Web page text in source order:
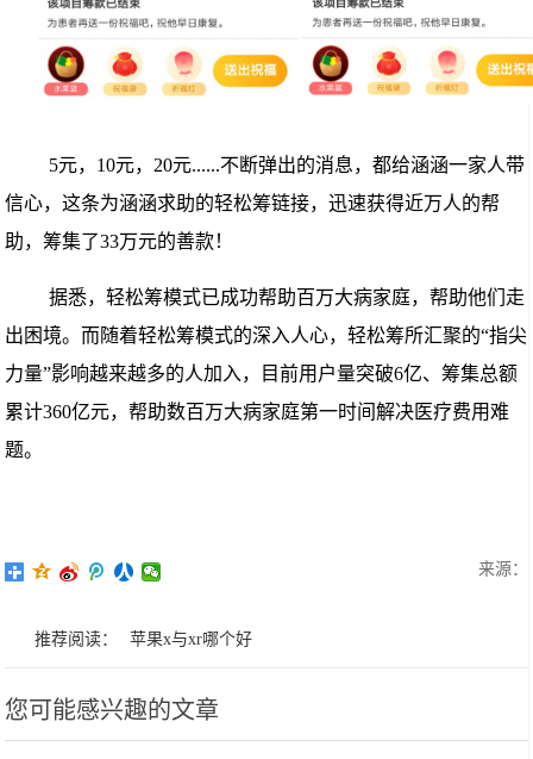
5元，10元，20元......不断弹出的消息，都给涵涵一家人带
信心，这条为涵涵求助的轻松筹链接，迅速获得近万人的帮
助，筹集了33万元的善款！
据悉，轻松筹模式已成功帮助百万大病家庭，帮助他们走
出困境。而随着轻松筹模式的深入人心，轻松筹所汇聚的“指尖
力量”影响越来越多的人加入，目前用户量突破6亿、筹集总额
累计360亿元，帮助数百万大病家庭第一时间解决医疗费用难
题。
来源：
推荐阅读： 苹果x与xr哪个好
您可能感兴趣的文章